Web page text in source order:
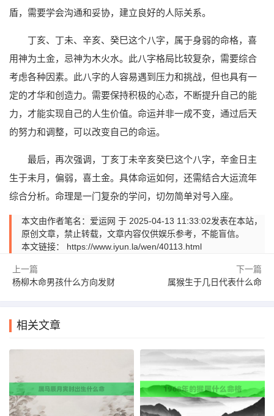
盾，需要学会沟通和妥协，建立良好的人际关系。
丁亥、丁未、辛亥、癸巳这个八字，属于身弱的命格，喜
用神为土金，忌神为木火水。此八字格局比较复杂，需要综合
考虑各种因素。此八字的人容易遇到压力和挑战，但也具有一
定的才华和创造力。需要保持积极的心态，不断提升自己的能
力，才能实现自己的人生价值。命运并非一成不变，通过后天
的努力和调整，可以改变自己的命运。
最后，再次强调，丁亥丁未辛亥癸巳这个八字，辛金日主
生于未月，偏弱，喜土金。具体命运如何，还需结合大运流年
综合分析。命理是一门复杂的学问，切勿简单对号入座。
本文由作者笔名：爱运网 于 2025-04-13 11:33:02发表在本站，
原创文章，禁止转载，文章内容仅供娱乐参考，不能盲信。
本文链接： https://www.iyun.la/wen/40113.html
上一篇
杨柳木命男孩什么方向发财
下一篇
属猴生于几日代表什么命
相关文章